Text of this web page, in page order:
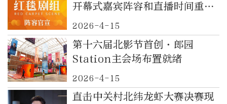
开幕式嘉宾阵容和直播时间重磅
公布
2026-4-15
第十六届北影节首创·郎园
Station主会场布置就绪
2026-4-15
直击中关村北纬龙虾大赛决赛现